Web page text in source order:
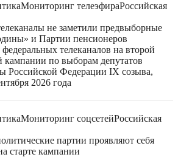
Мониторинг телеэфираРоссийская
не заметили предвыборные
и Партии пенсионеров
телеканалов на второй
кампании по выборам депутатов
Российской Федерации IX созыва,
2026 года
Мониторинг соцсетейРоссийская
партии проявляют себя
старте кампании